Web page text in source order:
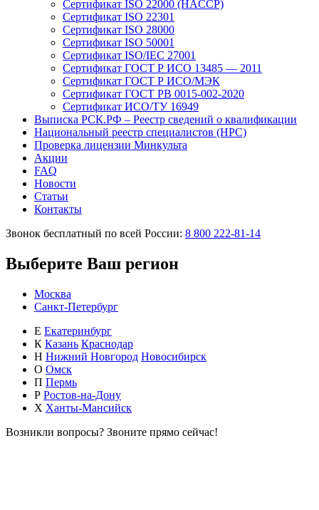
Сертификат ISO 22000 (HACCP)
Сертификат ISO 22301
Сертификат ISO 28000
Сертификат ISO 50001
Сертификат ISO/IEC 27001
Сертификат ГОСТ Р ИСО 13485 — 2011
Сертификат ГОСТ Р ИСО/МЭК
Сертификат ГОСТ РВ 0015-002-2020
Сертификат ИСО/ТУ 16949
Выписка РСК.РФ – Реестр сведений о квалификации
Национальный реестр специалистов (НРС)
Проверка лицензии Минкульта
Акции
FAQ
Новости
Статьи
Контакты
Звонок бесплатный по всей России: 8 800 222-81-14
Выберите Ваш регион
Москва
Санкт-Петербург
Е Екатеринбург
К Казань Краснодар
Н Нижний Новгород Новосибирск
О Омск
П Пермь
Р Ростов-на-Дону
Х Ханты-Мансийск
Возникли вопросы? Звоните прямо сейчас!